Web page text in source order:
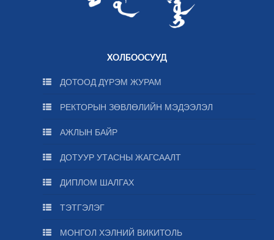
ХОЛБООСУУД
ДОТООД ДҮРЭМ ЖУРАМ
РЕКТОРЫН ЗӨВЛӨЛИЙН МЭДЭЭЛЭЛ
АЖЛЫН БАЙР
ДОТУУР УТАСНЫ ЖАГСААЛТ
ДИПЛОМ ШАЛГАХ
ТЭТГЭЛЭГ
МОНГОЛ ХЭЛНИЙ ВИКИТОЛЬ